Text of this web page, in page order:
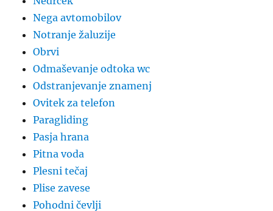
Nega avtomobilov
Notranje žaluzije
Obrvi
Odmaševanje odtoka wc
Odstranjevanje znamenj
Ovitek za telefon
Paragliding
Pasja hrana
Pitna voda
Plesni tečaj
Plise zavese
Pohodni čevlji